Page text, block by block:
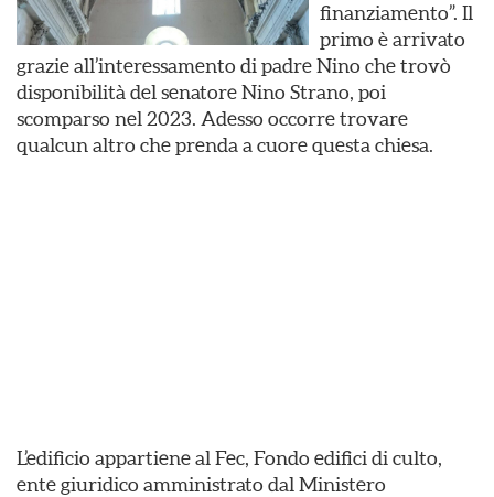
finanziamento”. Il
primo è arrivato
grazie all’interessamento di padre Nino che trovò
disponibilità del senatore Nino Strano, poi
scomparso nel 2023. Adesso occorre trovare
qualcun altro che prenda a cuore questa chiesa.
L’edificio appartiene al Fec, Fondo edifici di culto,
ente giuridico amministrato dal Ministero